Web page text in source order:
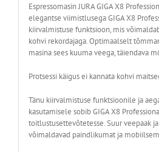
Espressomasin JURA GIGA X8
elegantse viimistlusega GIGA X8
kiirvalmistuse funktsioon, mis
kohvi rekordajaga. Optimaalselt
masina sees kuuma veega, täiendava
Protsessi käigus ei kannata kohvi
Tänu kiirvalmistuse funktsioonile ja
kasutamisele sobib GIGA X8
toitlustusettevõtetesse. Suur veepaak
võimaldavad paindlikumat ja